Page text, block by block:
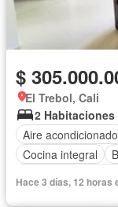
$
El Trebol, Cali
2 Habitaciones
Aire acondicionado
Cocina integral
Hace 3 días, 12